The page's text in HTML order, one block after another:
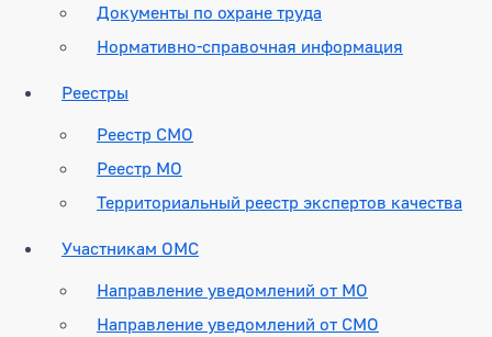
Документы по охране труда
Нормативно-справочная информация
Реестры
Реестр СМО
Реестр МО
Территориальный реестр экспертов качества
Участникам ОМС
Направление уведомлений от МО
Направление уведомлений от СМО